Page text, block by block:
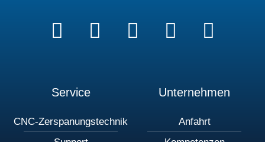
Service
CNC-Zerspanungstechnik
Unternehmen
Anfahrt